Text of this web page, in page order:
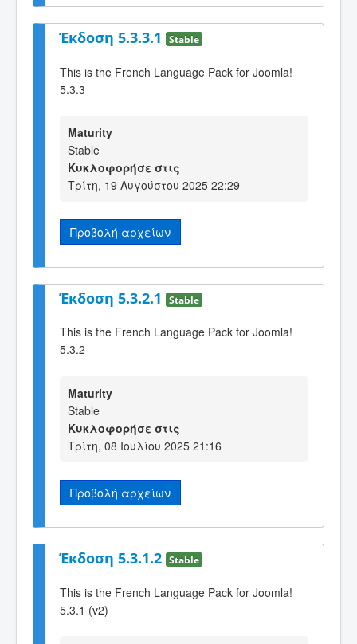
Έκδοση 5.3.3.1 Stable
This is the French Language Pack for Joomla!
5.3.3
Maturity
Stable
Κυκλοφορήσε στις
Τρίτη, 19 Αυγούστου 2025 22:29
Προβολή αρχείων
Έκδοση 5.3.2.1 Stable
This is the French Language Pack for Joomla!
5.3.2
Maturity
Stable
Κυκλοφορήσε στις
Τρίτη, 08 Ιουλίου 2025 21:16
Προβολή αρχείων
Έκδοση 5.3.1.2 Stable
This is the French Language Pack for Joomla!
5.3.1 (v2)